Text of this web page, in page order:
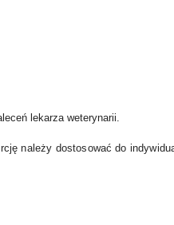
lekarza weterynarii.
należy dostosować do